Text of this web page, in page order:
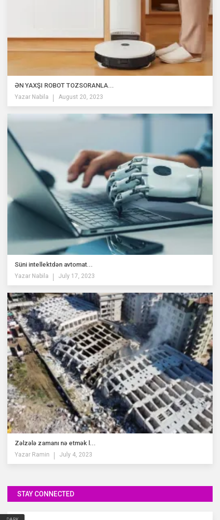
ƏN YAXŞI ROBOT TOZSORANLA...
Yazar Nabila August 20, 2023
Süni intellektdən avtomat...
Yazar Nabila July 17, 2023
Zəlzələ zamanı nə etmək l...
Yazar Ramin July 4, 2023
STAY CONNECTED